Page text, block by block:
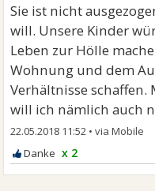
Sie ist nicht
will. Unsere Kinder
Leben zur Hölle
Wohnung und dem
Verhältnisse
will ich nämlich auch
22.05.2018 11:52 •
x 2